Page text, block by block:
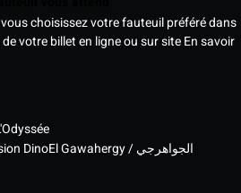
choisissez votre fauteuil préféré dans
votre billet en ligne ou sur siteEn savoir
Dino
El Gawahergy / الجواهرجي